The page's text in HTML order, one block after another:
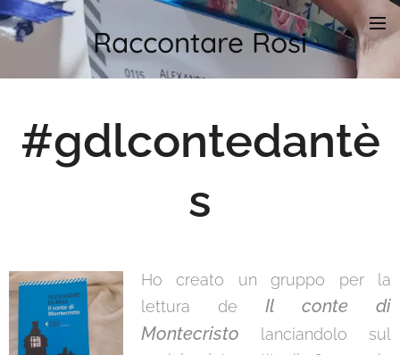
Raccontare Rosi
#gdlcontedantè
s
Ho creato un gruppo per la
lettura de Il conte di
Montecristo lanciandolo sul